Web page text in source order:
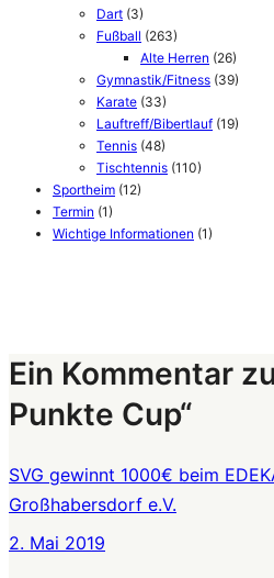
Dart (3)
Fußball (263)
Alte Herren (26)
Gymnastik/Fitness (39)
Karate (33)
Lauftreff/Bibertlauf (19)
Tennis (48)
Tischtennis (110)
Sportheim (12)
Termin (1)
Wichtige Informationen (1)
Ein Kommentar
Punkte Cup“
SVG gewinnt 1000€ beim
Großhabersdorf e.V.
2. Mai 2019